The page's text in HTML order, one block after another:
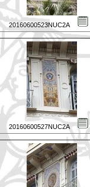
20160600523NUC2A
20160600527NUC2A